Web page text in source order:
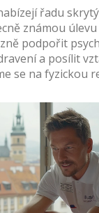
řadu
známou
podpořit
a posílit
se na fyzickou
pro rychlé
Zároveň